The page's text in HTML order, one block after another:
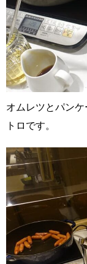
オムレツとパン
トロです。